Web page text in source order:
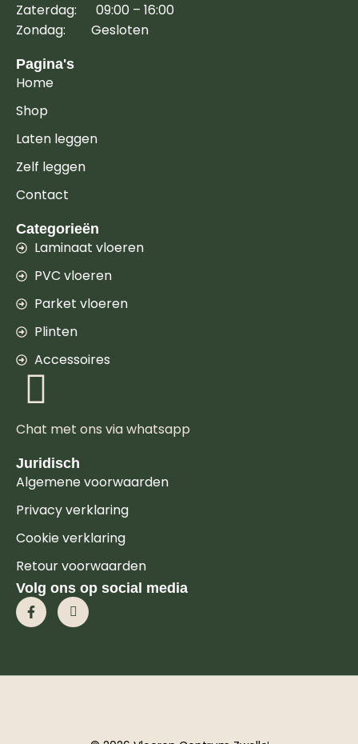
Zaterdag: 09:00 – 16:00
Zondag: Gesloten
Pagina's
Home
Shop
Laten leggen
Zelf leggen
Contact
Categorieën
Laminaat vloeren
PVC vloeren
Parket vloeren
Plinten
Accessoires
Chat met ons via whatsapp
Juridisch
Algemene voorwaarden
Privacy verklaring
Cookie verklaring
Retour voorwaarden
Volg ons op social media